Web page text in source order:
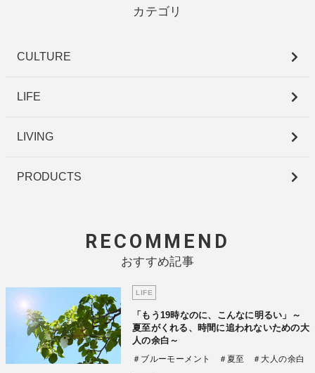
カテゴリ
CULTURE
LIFE
LIVING
PRODUCTS
RECOMMEND
おすすめ記事
LIFE
「もう19時なのに、こんなに明るい」～
夏至がくれる、時間に追われないための大
人の余白～
＃ブルーモーメント ＃夏至 ＃大人の余白